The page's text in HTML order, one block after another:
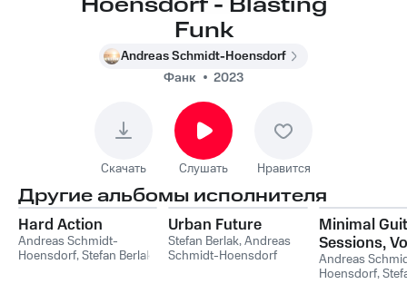
Funk
Andreas Schmidt-Hoensdorf
Фанк
2023
Скачать Слушать Нравится
Другие альбомы исполнителя
Hard Action
Andreas Schmidt-
Hoensdorf,Stefan Berlak
Urban Future
Stefan Berlak,Andreas
Schmidt-Hoensdorf
Minimal
Sessions,
Andreas
Hoensdorf,